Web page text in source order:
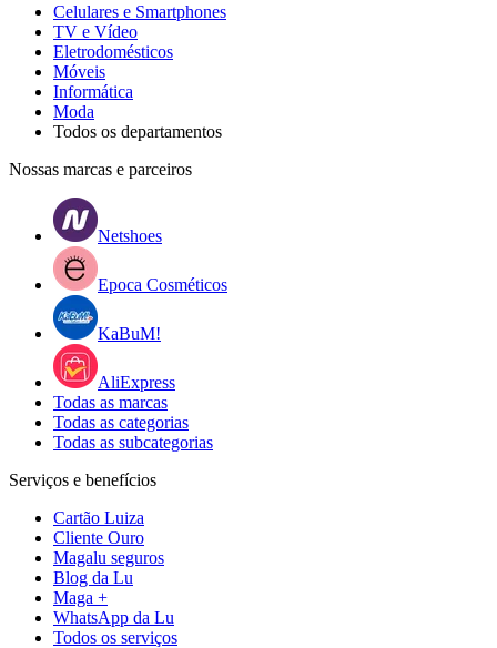
Celulares e Smartphones
TV e Vídeo
Eletrodomésticos
Móveis
Informática
Moda
Todos os departamentos
Nossas marcas e parceiros
Netshoes
Epoca Cosméticos
KaBuM!
AliExpress
Todas as marcas
Todas as categorias
Todas as subcategorias
Serviços e benefícios
Cartão Luiza
Cliente Ouro
Magalu seguros
Blog da Lu
Maga +
WhatsApp da Lu
Todos os serviços